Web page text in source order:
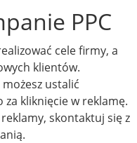
PPC
cele firmy, a
klientów.
ustalić
za kliknięcie w reklamę.
skontaktuj się z